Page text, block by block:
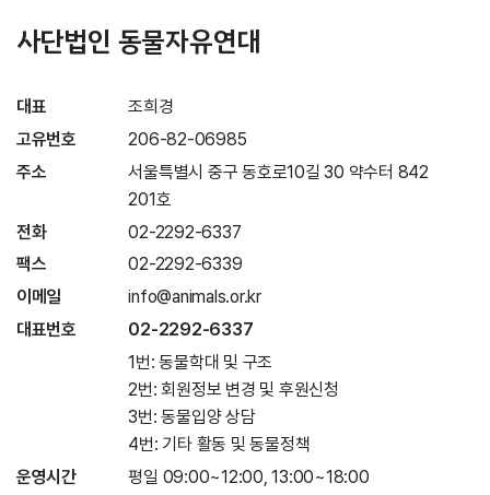
사단법인 동물자유연대
대표
조희경
고유번호
206-82-06985
주소
서울특별시 중구 동호로10길 30 약수터 842
201호
전화
02-2292-6337
팩스
02-2292-6339
이메일
info@animals.or.kr
대표번호
02-2292-6337
1번: 동물학대 및 구조
2번: 회원정보 변경 및 후원신청
3번: 동물입양 상담
4번: 기타 활동 및 동물정책
운영시간
평일 09:00~12:00, 13:00~18:00